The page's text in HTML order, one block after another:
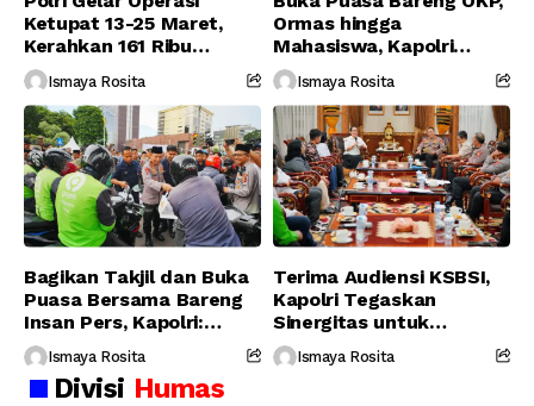
Ketupat 13-25 Maret,
Kerahkan 161 Ribu
Personel Gabungan
Ismaya Rosita
Ormas hingga
Mahasiswa, Kapolri
Serukan Jaga
Persatuan-Dukung
Program Pemerintah
Ismaya Rosita
Bagikan Takjil dan Buka
Puasa Bersama Bareng
Insan Pers, Kapolri:
Suara Media Suara
Publik
Ismaya Rosita
Terima Audiensi KSBSI,
Kapolri Tegaskan
Sinergitas untuk
Perjuangkan Hak Buruh
Ismaya Rosita
Divisi Humas